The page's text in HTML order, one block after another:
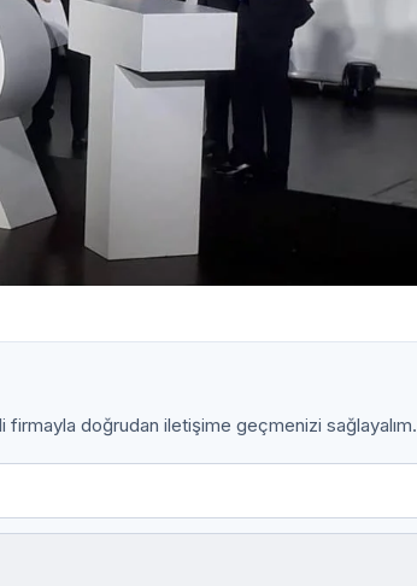
firmayla doğrudan iletişime geçmenizi sağlayalım.